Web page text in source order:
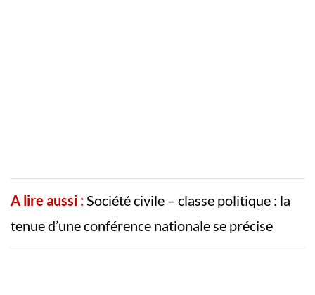
A lire aussi :Société civile – classe politique : la
tenue d’une conférence nationale se précise